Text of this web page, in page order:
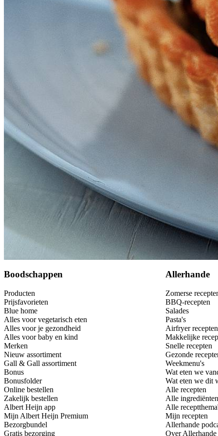
Boodschappen
Producten
Prijsfavorieten
Blue home
Alles voor vegetarisch eten
Alles voor je gezondheid
Alles voor baby en kind
Merken
Nieuw assortiment
Gall & Gall assortiment
Bonus
Bonusfolder
Online bestellen
Zakelijk bestellen
Albert Heijn app
Mijn Albert Heijn Premium
Bezorgbundel
Gratis bezorging
Allerhande
Zomerse
BBQ-recepten
Salades
Pasta's
Airfryer recepten
Makkelijke
Snelle recepten
Gezonde
Weekmenu's
Wat eten we
Wat eten we dit
Alle recepten
Alle ingrediënten
Alle
Mijn recepten
Allerhande
Over Allerhande